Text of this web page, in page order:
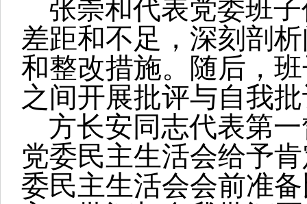
张崇和代表党委班
差距和不足，深刻剖
和整改措施。随后，
之间开展批评与自我
方长安同志代表第
党委民主生活会给予
委民主生活会会前准